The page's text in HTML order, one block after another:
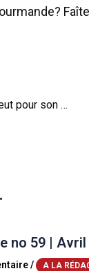
Voilà ce que Porsche veut pour son Cayenne!
no 59 | Avril
/ A LA